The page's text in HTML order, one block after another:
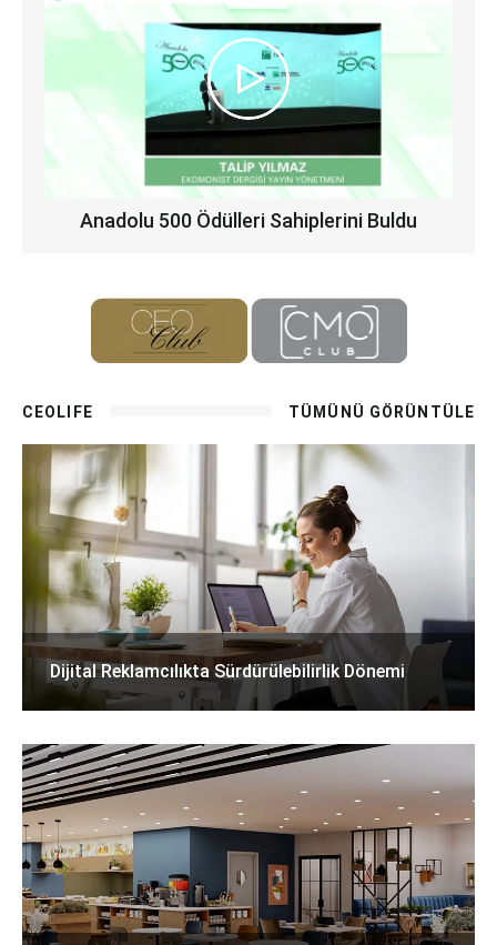
Anadolu 500 Ödülleri Sahiplerini Buldu
CEOLIFE TÜMÜNÜ GÖRÜNTÜLE
Dijital Reklamcılıkta Sürdürülebilirlik Dönemi